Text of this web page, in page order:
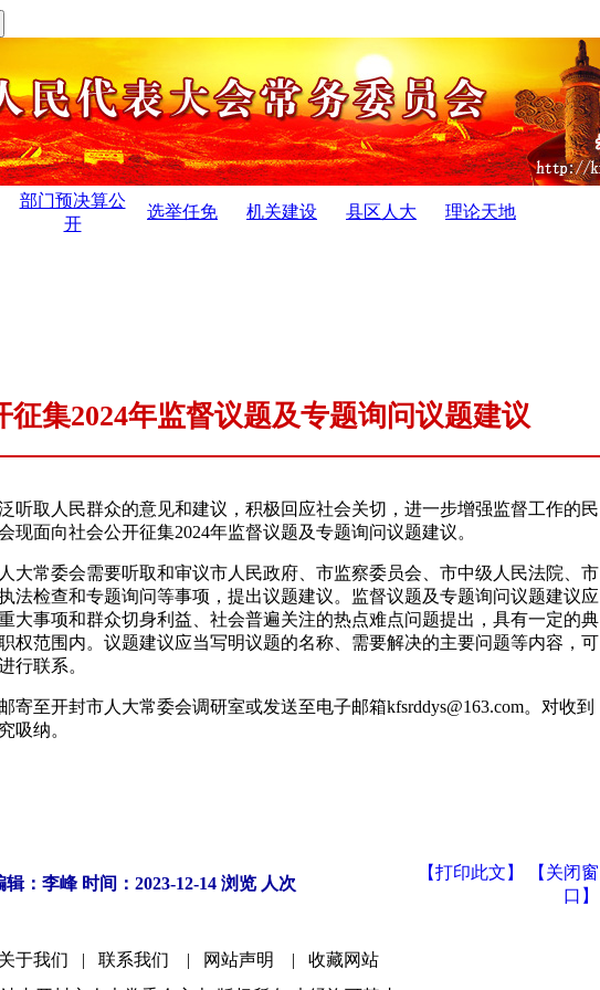
部门预决算公
开
选举任免 机关建设 县区人大 理论天地
集2024年监督议题及专题询问议题建议
取人民群众的意见和建议，积极回应社会关切，进一步增强监督工作的民
现面向社会公开征集2024年监督议题及专题询问议题建议。
常委会需要听取和审议市人民政府、市监察委员会、市中级人民法院、市
法检查和专题询问等事项，提出议题建议。监督议题及专题询问议题建议应
大事项和群众切身利益、社会普遍关注的热点难点问题提出，具有一定的典
权范围内。议题建议应当写明议题的名称、需要解决的主要问题等内容，可
行联系。
至开封市人大常委会调研室或发送至电子邮箱kfsrddys@163.com。对收到
吸纳。
：李峰 时间：2023-12-14 浏览 人次
【打印此文】
【关闭窗
口】
关于我们 | 联系我们 | 网站声明 |
收藏网站